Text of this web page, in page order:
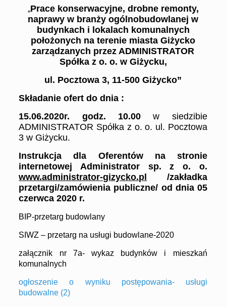
„Prace konserwacyjne, drobne remonty,
naprawy w branży ogólnobudowlanej w
budynkach i lokalach komunalnych
położonych na terenie miasta Giżycko
zarządzanych przez ADMINISTRATOR
Spółka z o. o. w Giżycku,
ul. Pocztowa 3, 11-500 Giżycko”
Składanie ofert do dnia :
15.06.2020r. godz. 10.00 w siedzibie
ADMINISTRATOR Spółka z o. o. ul. Pocztowa
3 w Giżycku.
Instrukcja dla Oferentów na stronie
internetowej Administrator sp. z o. o.
www.administrator-gizycko.pl
/zakładka
przetargi/zamówienia publiczne/ od dnia 05
czerwca 2020 r.
BIP-przetarg budowlany
SIWZ – przetarg na usługi budowlane-2020
załącznik nr 7a- wykaz budynków i mieszkań
komunalnych
ogłoszenie o wyniku postępowania- usługi
budowalne (2)